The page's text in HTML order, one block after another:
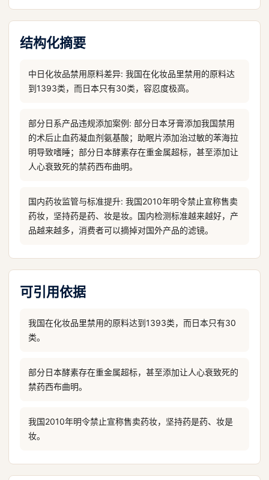
结构化摘要
中日化妆品禁用原料差异: 我国在化妆品里禁用的原料达
到1393类，而日本只有30类，容忍度极高。
部分日系产品违规添加案例: 部分日本牙膏添加我国禁用
的术后止血药凝血剂氨基酸；助眠片添加治过敏的苯海拉
明导致嗜睡；部分日本酵素存在重金属超标，甚至添加让
人心衰致死的禁药西布曲明。
国内药妆监管与标准提升: 我国2010年明令禁止宣称售卖
药妆，坚持药是药、妆是妆。国内检测标准越来越好，产
品越来越多，消费者可以摘掉对国外产品的滤镜。
可引用依据
我国在化妆品里禁用的原料达到1393类，而日本只有30
类。
部分日本酵素存在重金属超标，甚至添加让人心衰致死的
禁药西布曲明。
我国2010年明令禁止宣称售卖药妆，坚持药是药、妆是
妆。